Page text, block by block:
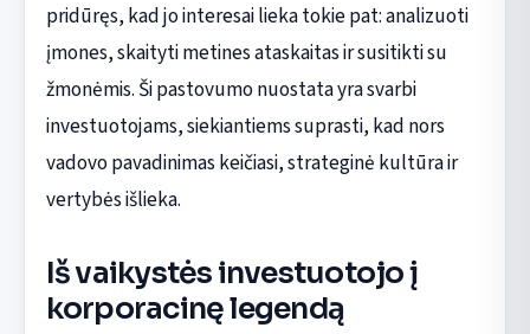
pridūręs, kad jo interesai lieka tokie pat: analizuoti
įmones, skaityti metines ataskaitas ir susitikti su
žmonėmis. Ši pastovumo nuostata yra svarbi
investuotojams, siekiantiems suprasti, kad nors
vadovo pavadinimas keičiasi, strateginė kultūra ir
vertybės išlieka.
Iš vaikystės investuotojo į
korporacinę legendą